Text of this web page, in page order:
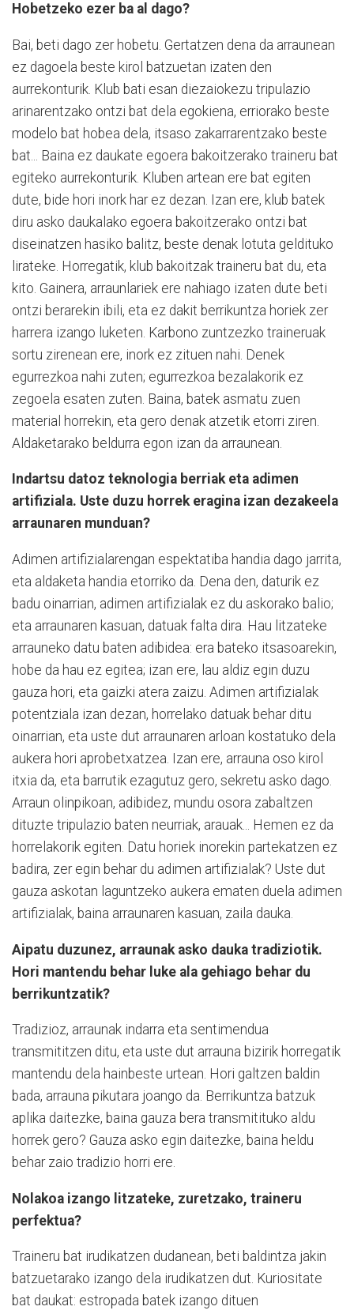
Hobetzeko ezer ba al dago?
Bai, beti dago zer hobetu. Gertatzen dena da arraunean
ez dagoela beste kirol batzuetan izaten den
aurrekonturik. Klub bati esan diezaiokezu tripulazio
arinarentzako ontzi bat dela egokiena, erriorako beste
modelo bat hobea dela, itsaso zakarrarentzako beste
bat... Baina ez daukate egoera bakoitzerako traineru bat
egiteko aurrekonturik. Kluben artean ere bat egiten
dute, bide hori inork har ez dezan. Izan ere, klub batek
diru asko daukalako egoera bakoitzerako ontzi bat
diseinatzen hasiko balitz, beste denak lotuta geldituko
lirateke. Horregatik, klub bakoitzak traineru bat du, eta
kito. Gainera, arraunlariek ere nahiago izaten dute beti
ontzi berarekin ibili, eta ez dakit berrikuntza horiek zer
harrera izango luketen. Karbono zuntzezko traineruak
sortu zirenean ere, inork ez zituen nahi. Denek
egurrezkoa nahi zuten; egurrezkoa bezalakorik ez
zegoela esaten zuten. Baina, batek asmatu zuen
material horrekin, eta gero denak atzetik etorri ziren.
Aldaketarako beldurra egon izan da arraunean.
Indartsu datoz teknologia berriak eta adimen
artifiziala. Uste duzu horrek eragina izan dezakeela
arraunaren munduan?
Adimen artifizialarengan espektatiba handia dago jarrita,
eta aldaketa handia etorriko da. Dena den, daturik ez
badu oinarrian, adimen artifizialak ez du askorako balio;
eta arraunaren kasuan, datuak falta dira. Hau litzateke
arrauneko datu baten adibidea: era bateko itsasoarekin,
hobe da hau ez egitea; izan ere, lau aldiz egin duzu
gauza hori, eta gaizki atera zaizu. Adimen artifizialak
potentziala izan dezan, horrelako datuak behar ditu
oinarrian, eta uste dut arraunaren arloan kostatuko dela
aukera hori aprobetxatzea. Izan ere, arrauna oso kirol
itxia da, eta barrutik ezagutuz gero, sekretu asko dago.
Arraun olinpikoan, adibidez, mundu osora zabaltzen
dituzte tripulazio baten neurriak, arauak... Hemen ez da
horrelakorik egiten. Datu horiek inorekin partekatzen ez
badira, zer egin behar du adimen artifizialak? Uste dut
gauza askotan laguntzeko aukera ematen duela adimen
artifizialak, baina arraunaren kasuan, zaila dauka.
Aipatu duzunez, arraunak asko dauka tradiziotik.
Hori mantendu behar luke ala gehiago behar du
berrikuntzatik?
Tradizioz, arraunak indarra eta sentimendua
transmititzen ditu, eta uste dut arrauna bizirik horregatik
mantendu dela hainbeste urtean. Hori galtzen baldin
bada, arrauna pikutara joango da. Berrikuntza batzuk
aplika daitezke, baina gauza bera transmitituko aldu
horrek gero? Gauza asko egin daitezke, baina heldu
behar zaio tradizio horri ere.
Nolakoa izango litzateke, zuretzako, traineru
perfektua?
Traineru bat irudikatzen dudanean, beti baldintza jakin
batzuetarako izango dela irudikatzen dut. Kuriositate
bat daukat: estropada batek izango dituen